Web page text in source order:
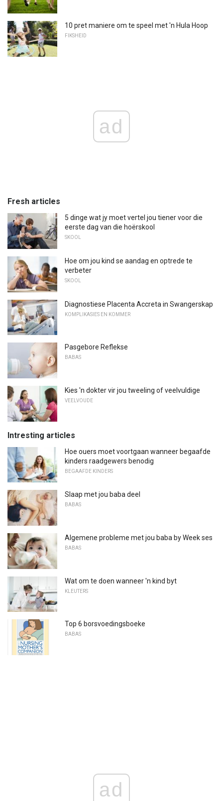
10 pret maniere om te speel met 'n Hula Hoop
FIKSHEID
ad
Fresh articles
5 dinge wat jy moet vertel jou tiener voor die
eerste dag van die hoërskool
SKOOL
Hoe om jou kind se aandag en optrede te
verbeter
SKOOL
Diagnostiese Placenta Accreta in Swangerskap
KOMPLIKASIES EN KOMMER
Pasgebore Reflekse
BABAS
Kies 'n dokter vir jou tweeling of veelvuldige
VEELVOUDE
Intresting articles
Hoe ouers moet voortgaan wanneer begaafde
kinders raadgewers benodig
BEGAAFDE KINDERS
Slaap met jou baba deel
BABAS
Algemene probleme met jou baba by Week ses
BABAS
Wat om te doen wanneer 'n kind byt
KLEUTERS
Top 6 borsvoedingsboeke
BABAS
ad